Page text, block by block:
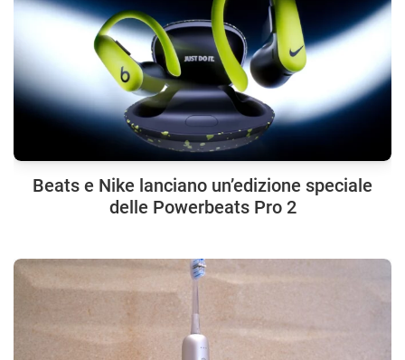
Beats e Nike lanciano un’edizione speciale
delle Powerbeats Pro 2